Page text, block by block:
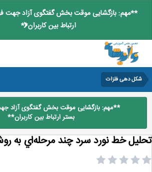
**مهم: بازگشایی موقت بخش گفتگوی آزاد جهت
ارتباط بین کاربران**
شکل دهی فلزات
**مهم: بازگشایی موقت بخش گفتگوی آزاد
بستر ارتباط بین کاربران**
خط نورد سرد چند مرحله‌اي به